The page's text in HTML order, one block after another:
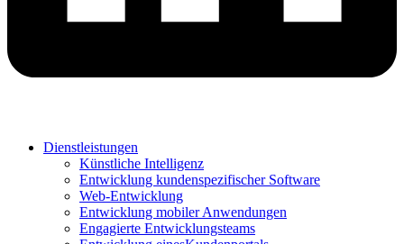
Dienstleistungen
Künstliche Intelligenz
Entwicklung kundenspezifischer Software
Web-Entwicklung
Entwicklung mobiler Anwendungen
Engagierte Entwicklungsteams